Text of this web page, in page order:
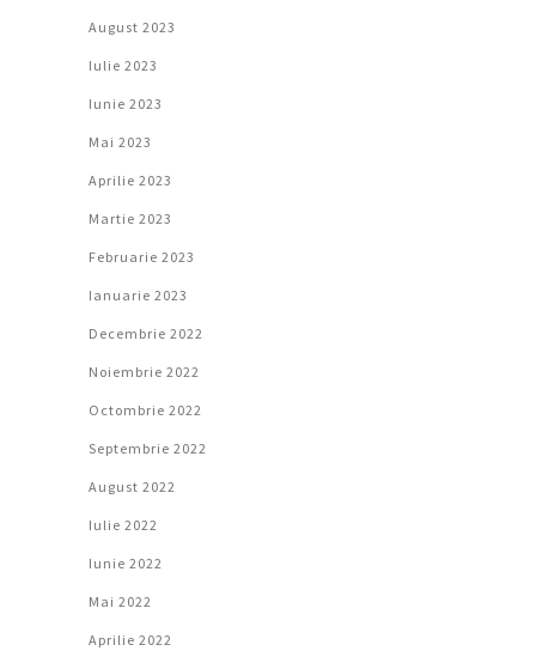
August 2023
Iulie 2023
Iunie 2023
Mai 2023
Aprilie 2023
Martie 2023
Februarie 2023
Ianuarie 2023
Decembrie 2022
Noiembrie 2022
Octombrie 2022
Septembrie 2022
August 2022
Iulie 2022
Iunie 2022
Mai 2022
Aprilie 2022